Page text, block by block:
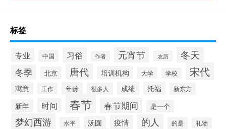
标签
专业 中国 习俗 作者 元宵节 农历 冬天
冬季 北京 唐代 培训机构 大学 学校 宋代
寓意 工作 年龄 很多人 成绩 托福 新东方
新年 时间 春节 春节期间 是一个
梦幻西游 水平 汤圆 疫情 的人 的是 礼物